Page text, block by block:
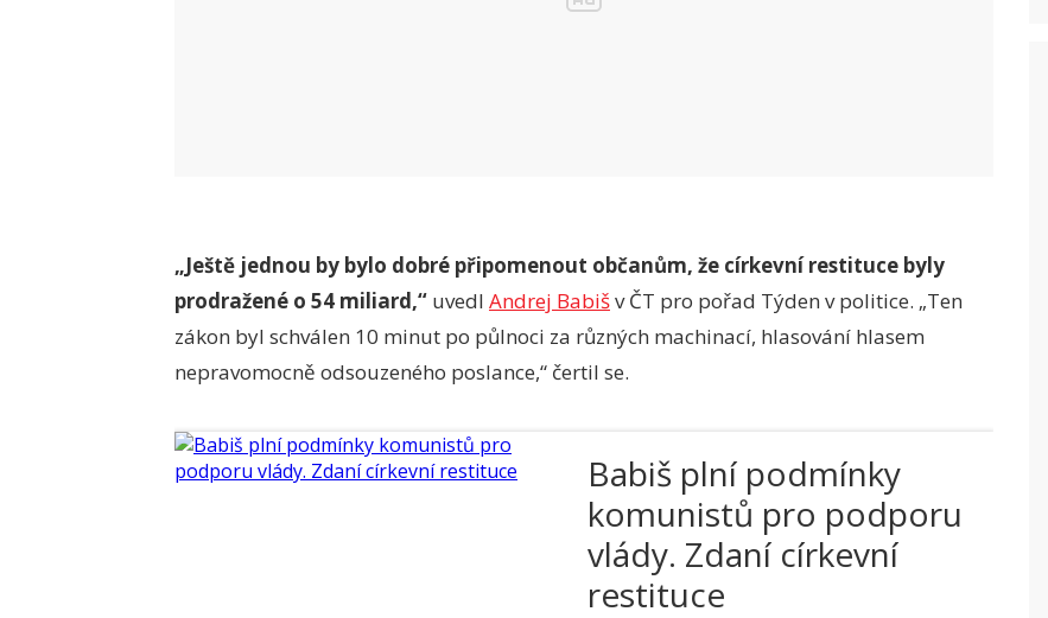
„Ještě jednou by bylo dobré připomenout občanům, že církevní restituce byly
prodražené o 54 miliard,“ uvedl Andrej Babišv ČT pro pořad Týden v politice. „Ten
zákon byl schválen 10 minut po půlnoci za různých machinací, hlasování hlasem
nepravomocně odsouzeného poslance,“ čertil se.
Babiš plní podmínky
komunistů pro podporu
vlády. Zdaní církevní
restituce